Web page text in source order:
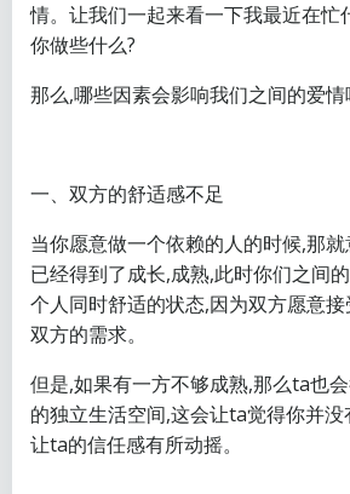
情。让我们一起来看一下我最近在忙
你做些什么?
那么,哪些因素会影响我们之间的爱情
一、双方的舒适感不足
当你愿意做一个依赖的人的时候,那
已经得到了成长,成熟,此时你们之间
个人同时舒适的状态,因为双方愿意
双方的需求。
但是,如果有一方不够成熟,那么ta也
的独立生活空间,这会让ta觉得你并
让ta的信任感有所动摇。